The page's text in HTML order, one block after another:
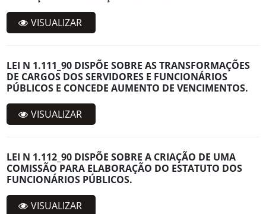
VISUALIZAR
LEI N 1.111_90 DISPÕE SOBRE AS TRANSFORMAÇÕES
DE CARGOS DOS SERVIDORES E FUNCIONÁRIOS
PÚBLICOS E CONCEDE AUMENTO DE VENCIMENTOS.
VISUALIZAR
LEI N 1.112_90 DISPÕE SOBRE A CRIAÇÃO DE UMA
COMISSÃO PARA ELABORAÇÃO DO ESTATUTO DOS
FUNCIONÁRIOS PÚBLICOS.
VISUALIZAR